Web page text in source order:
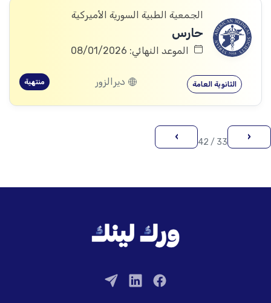
الجمعية الطبية السورية الأميركية
حارس
الموعد النهائي: 08/01/2026
الثانوية العامة ديرالزور منتهية
‹
33 / 42
›